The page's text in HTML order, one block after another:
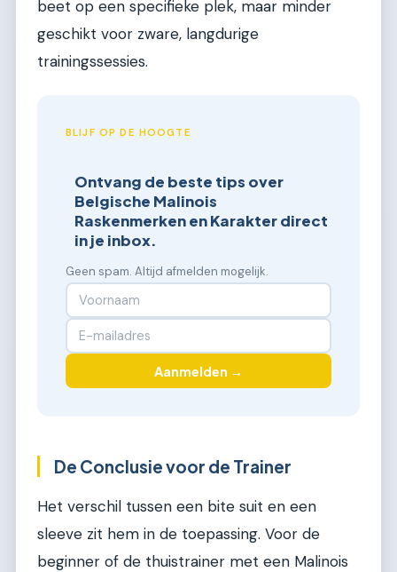
beet op een specifieke plek, maar minder
geschikt voor zware, langdurige
trainingssessies.
BLIJF OP DE HOOGTE
Ontvang de beste tips over
Belgische Malinois
Raskenmerken en Karakter direct
in je inbox.
Geen spam. Altijd afmelden mogelijk.
Aanmelden →
De Conclusie voor de Trainer
Het verschil tussen een bite suit en een
sleeve zit hem in de toepassing. Voor de
beginner of de thuistrainer met een Malinois